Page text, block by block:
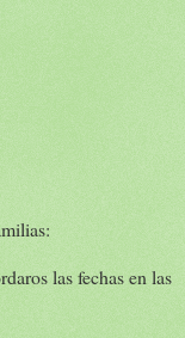
las fechas en las